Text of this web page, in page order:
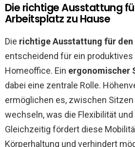
Die richtige Ausstattung
Arbeitsplatz zu Hause
Die richtige Ausstattung für
entscheidend für ein produktives
Homeoffice. Ein ergonomischer
dabei eine zentrale Rolle.
ermöglichen es, zwischen
wechseln, was die Flexibilität
Gleichzeitig fördert diese
Körperhaltung und verhindert